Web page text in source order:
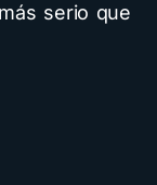
serio que